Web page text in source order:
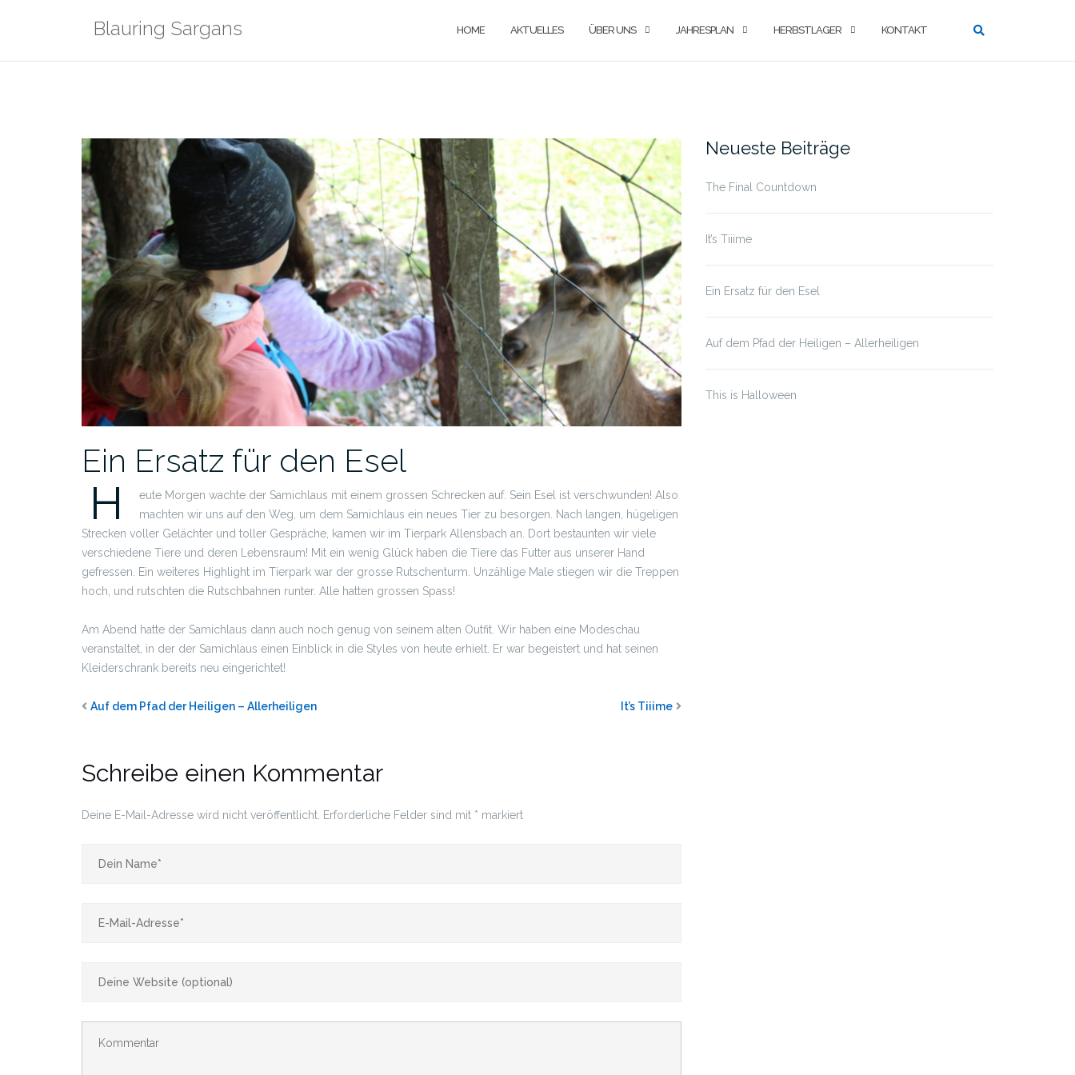
Blauring Sargans HOME AKTUELLES ÜBER UNS JAHRESPLAN HERBSTLAGER KONTAKT
Ein Ersatz für den Esel
H
eute Morgen wachte der Samichlaus mit einem grossen Schrecken auf. Sein Esel ist verschwunden! Also
machten wir uns auf den Weg, um dem Samichlaus ein neues Tier zu besorgen. Nach langen, hügeligen
Strecken voller Gelächter und toller Gespräche, kamen wir im Tierpark Allensbach an. Dort bestaunten wir viele
verschiedene Tiere und deren Lebensraum! Mit ein wenig Glück haben die Tiere das Futter aus unserer Hand
gefressen. Ein weiteres Highlight im Tierpark war der grosse Rutschenturm. Unzählige Male stiegen wir die Treppen
hoch, und rutschten die Rutschbahnen runter. Alle hatten grossen Spass!
Am Abend hatte der Samichlaus dann auch noch genug von seinem alten Outfit. Wir haben eine Modeschau
veranstaltet, in der der Samichlaus einen Einblick in die Styles von heute erhielt. Er war begeistert und hat seinen
Kleiderschrank bereits neu eingerichtet!
Auf dem Pfad der Heiligen – Allerheiligen It’s Tiiime
Schreibe einen Kommentar
Deine E-Mail-Adresse wird nicht veröffentlicht. Erforderliche Felder sind mit * markiert
Neueste Beiträge
The Final Countdown
It’s Tiiime
Ein Ersatz für den Esel
Auf dem Pfad der Heiligen – Allerheiligen
This is Halloween